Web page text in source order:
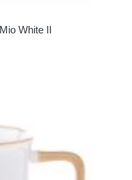
White II